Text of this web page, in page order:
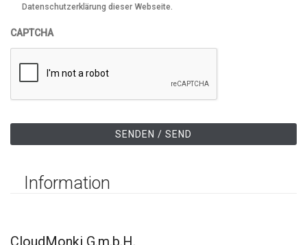
Datenschutzerklärung dieser Webseite.
CAPTCHA
Information
CloudMonki G.m.b.H.